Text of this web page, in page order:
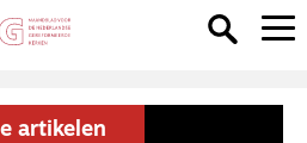
artikelen